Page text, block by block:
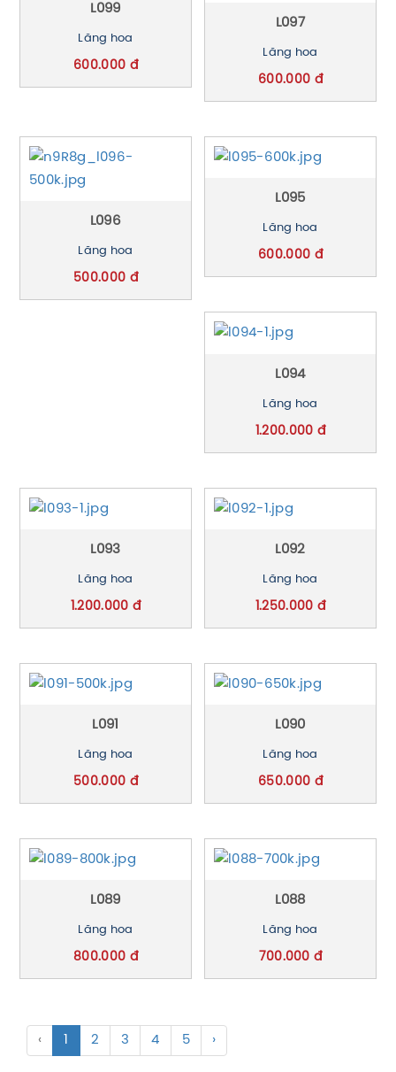
L099
Lãng hoa
600.000 đ
L097
Lãng hoa
600.000 đ
L096
Lãng hoa
500.000 đ
L095
Lãng hoa
600.000 đ
L094
Lãng hoa
1.200.000 đ
L093
Lãng hoa
1.200.000 đ
L092
Lãng hoa
1.250.000 đ
L091
Lãng hoa
500.000 đ
L090
Lãng hoa
650.000 đ
L089
Lãng hoa
800.000 đ
L088
Lãng hoa
700.000 đ
‹ 1 2 3 4 5 ›